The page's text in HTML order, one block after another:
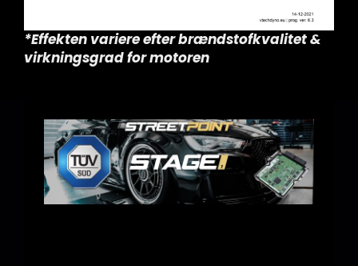
*Effekten variere efter brændstofkvalitet &
virkningsgrad for motoren